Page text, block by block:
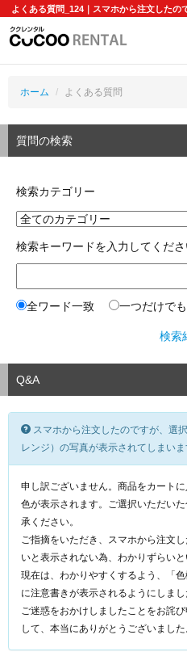
よくある質問_124｜スマホから注文した
（オレンジ）の写真が
ホーム よくある質問
質問の検索
検索カテゴリー
検索キーワードを入力してくだ
全ワード一致 一つだけで
検索
Q&A
スマホから注文したのですが、選
レンジ）の写真が表示されてしまいま
申し訳ございません。商品をカート
色が表示されます。ご選択いただい
承ください。
ご指摘をいただき、スマホから注文
いと表示されない為、わかりずらいと
現在は、わかりやすくするよう、「
に注意書きが表示されるようにしまし
ご迷惑をおかけしましたことをお詫
して、本当にありがとうございました